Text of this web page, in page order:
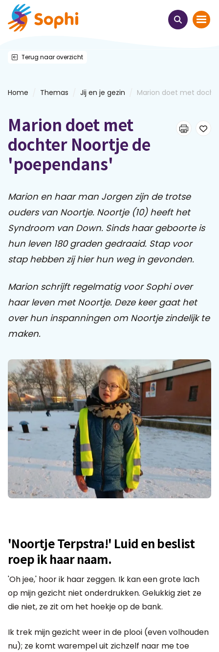
Thema's
Leren & ontmoeten
Webinars
E-learnings
Themabijeenkomsten
Praat mee
Clientdossier Wiki
Mijn
Sophi
Over
Sophi
Contact
Terug naar overzicht
Home Themas Jij en je gezin Marion doet met
Marion doet met
dochter Noortje de
'poependans'
Marion en haar man Jorgen zijn de trotse
ouders van Noortje. Noortje (10) heeft het
Syndroom van Down. Sinds haar geboorte is
hun leven 180 graden gedraaid. Stap voor
stap hebben zij hier hun weg in gevonden.
Marion schrijft regelmatig voor Sophi over
haar leven met Noortje. Deze keer gaat het
over hun inspanningen om Noortje zindelijk te
maken.
'Noortje Terpstra!' Luid en beslist
roep ik haar naam.
'Oh jee,' hoor ik haar zeggen. Ik kan een grote lach
op mijn gezicht niet onderdrukken. Gelukkig ziet ze
die niet, ze zit om het hoekje op de bank.
Ik trek mijn gezicht weer in de plooi (even volhouden
nu); ze komt warempel uit zichzelf naar me toe